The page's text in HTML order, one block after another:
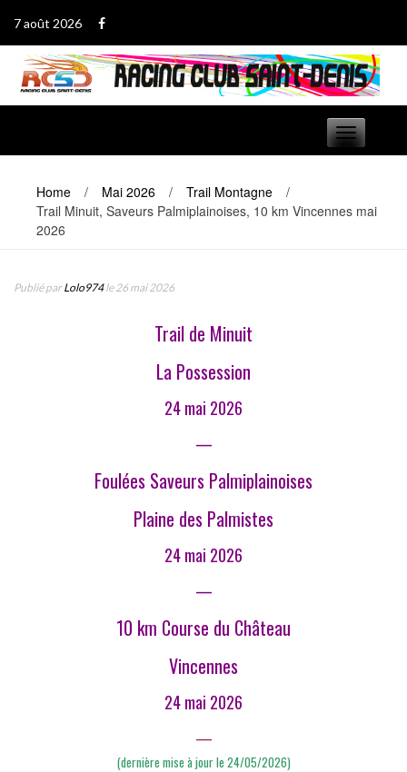
contenu
7 août 2026
Basculer
navigation
Home / Mai 2026 / Trail Montagne
/
Trail Minuit, Saveurs Palmiplainoises, 10 km Vincennes mai
2026
Publié parLolo974le 26 mai 2026
Trail de Minuit
La Possession
24 mai 2026
—
Foulées Saveurs Palmiplainoises
Plaine des Palmistes
24 mai 2026
—
10 km Course du Château
Vincennes
24 mai 2026
—
(dernière mise à jour le 24/05/2026)